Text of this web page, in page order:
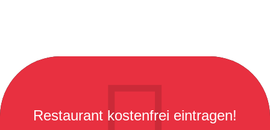
Restaurant kostenfrei eintragen!